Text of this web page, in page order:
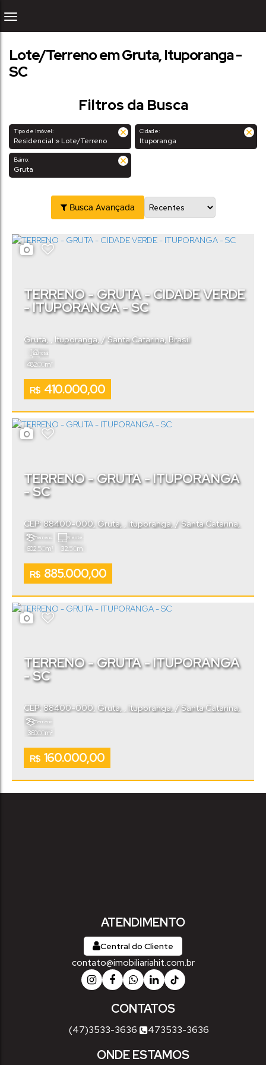
Lote/Terreno em Gruta, Ituporanga -
SC
Filtros da Busca
Tipo de Imóvel:
Residencial » Lote/Terreno
Cidade:
Ituporanga
Bairro:
Gruta
Busca Avançada
R$ 410.000,00
TERRENO - GRUTA - CIDADE VERDE
- ITUPORANGA - SC
Gruta Ituporanga, Santa Catarina, Brasil
Total:
482.00m²
R$ 885.000,00
TERRENO - GRUTA - ITUPORANGA
- SC
CEP: 88400-000, Gruta Ituporanga, Santa Catarina,
Brasil
Terreno:
602.50m²
Frente:
32.50m
R$ 160.000,00
TERRENO - GRUTA - ITUPORANGA
- SC
CEP: 88400-000, Gruta Ituporanga, Santa Catarina,
Brasil
Terreno:
360.00m²
ATENDIMENTO
Central do Cliente
contato@imobiliariahit.com.br
CONTATOS
(47)3533-3636 473533-3636
ONDE ESTAMOS